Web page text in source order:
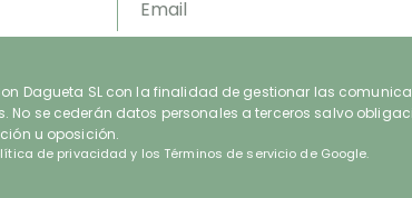
Dagueta SL con la finalidad de gestionar las
se cederán datos personales a terceros salvo
u oposición.
de privacidad y los Términos de servicio de Google.